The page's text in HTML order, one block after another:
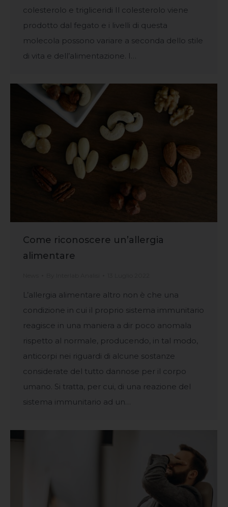
colesterolo e trigliceridi Il colesterolo viene
prodotto dal fegato e i livelli di questa
molecola possono variare a seconda dello stile
di vita e dell’alimentazione. I…
Come riconoscere un’allergia
alimentare
L’allergia alimentare altro non è che una
condizione in cui il proprio sistema immunitario
reagisce in una maniera a dir poco anomala
rispetto al normale, producendo, in tal modo,
anticorpi nei riguardi di alcune sostanze
considerate del tutto dannose per il corpo
umano. Si tratta, per cui, di una reazione del
sistema immunitario ad un…